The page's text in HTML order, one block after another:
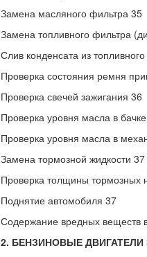
Замена масляного фильтра 35
Замена топливного фильтра
Слив конденсата из
Проверка состояния ремня
Проверка свечей зажигания 36
Проверка уровня масла в
Проверка уровня масла в
Замена тормозной жидкости 37
Проверка толщины тормозных
Поднятие автомобиля 37
Содержание вредных веществ
2. БЕНЗИНОВЫЕ ДВИГАТЕЛИ